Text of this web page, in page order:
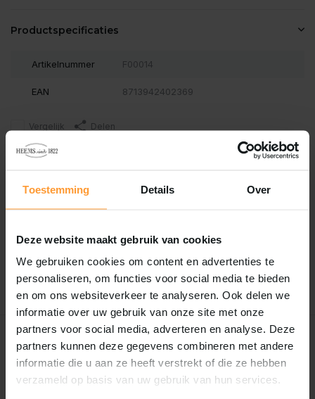
Toestemming Details Over
Deze website maakt gebruik van cookies
We gebruiken cookies om content en advertenties te
personaliseren, om functies voor social media te bieden
en om ons websiteverkeer te analyseren. Ook delen we
informatie over uw gebruik van onze site met onze
partners voor social media, adverteren en analyse. Deze
partners kunnen deze gegevens combineren met andere
informatie die u aan ze heeft verstrekt of die ze hebben
verzameld op basis van uw gebruik van hun services.
Productspecificaties
Artikelnummer F00014
EAN 8713942402369
Vergelijk Delen
Reviews
0/5 Based on 0 reviews
Er zijn nog geen reviews geschreven over dit product..
Schrijf je eigen review
Recent bekeken